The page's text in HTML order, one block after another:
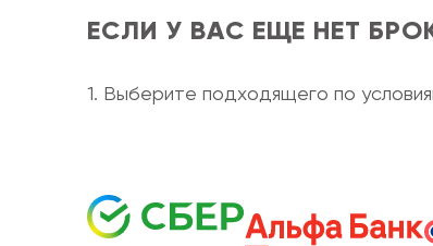
ЕСЛИ У ВАС ЕЩЕ НЕТ
1. Выберите подходящего по